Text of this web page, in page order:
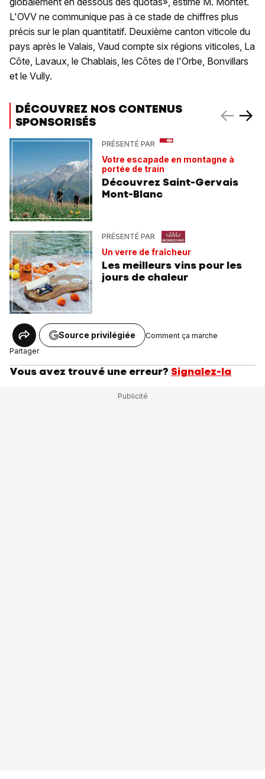
L'OVV ne communique pas à ce stade de chiffres plus
précis sur le plan quantitatif. Deuxième canton viticole du
pays après le Valais, Vaud compte six régions viticoles, La
Côte, Lavaux, le Chablais, les Côtes de l'Orbe, Bonvillars
et le Vully.
DÉCOUVREZ NOS CONTENUS
SPONSORISÉS
PRÉSENTÉ PAR
Votre escapade en montagne à
portée de train
Découvrez Saint-Gervais
Mont-Blanc
PRÉSENTÉ PAR
Un verre de fraîcheur
Les meilleurs vins pour les
jours de chaleur
Partager
Source privilégiée Comment ça marche
Vous avez trouvé une erreur? Signalez-la